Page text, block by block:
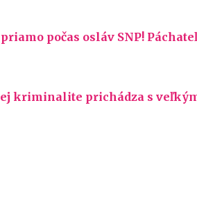
počas osláv SNP!
kriminalite prichádza s